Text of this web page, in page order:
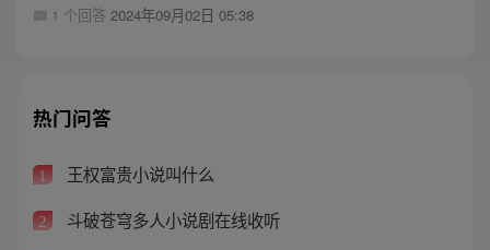
1 个回答 2024年09月02日 05:38
热门问答
1 王权富贵小说叫什么
2 斗破苍穹多人小说剧在线收听